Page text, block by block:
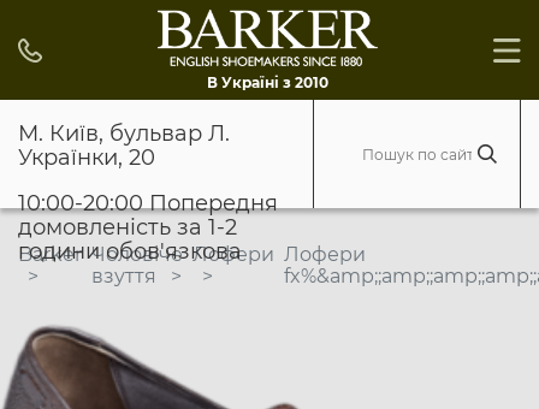
В Україні з 2010
М. Київ, бульвар Л.
Українки, 20
10:00-20:00 Попередня
домовленість за 1-2
години обов'язкова
Barker Чоловіче
взуття
Лофери Лофери